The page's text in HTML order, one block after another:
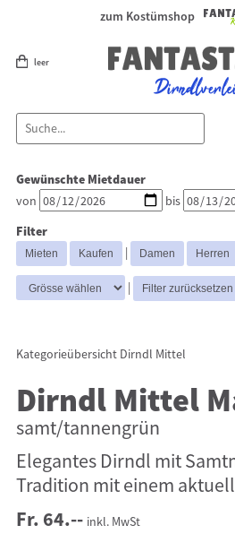
zum Kostümshop
leer
Dirndl
Lederhosen Zubehör
Kostüme
Dirndl Mittel Dirndl
Kurz
Gewünschte Mietdauer
von bis
Filter
|
|
Kategorieübersicht Dirndl Mittel
Dirndl Mittel
samt/tannengrün
Elegantes Dirndl mit
Tradition mit einem
Fr. 64.-- inkl. MwSt